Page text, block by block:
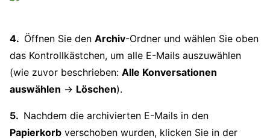
Öffnen Sie den Archiv-Ordner und wählen Sie oben
das Kontrollkästchen, um alle E-Mails auszuwählen
(wie zuvor beschrieben: Alle Konversationen
auswählen → Löschen).
Nachdem die archivierten E-Mails in den
Papierkorb verschoben wurden, klicken Sie in der